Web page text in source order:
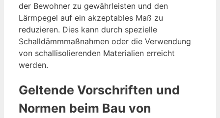
der Bewohner zu gewährleisten und den
Lärmpegel auf ein akzeptables Maß zu
reduzieren. Dies kann durch spezielle
Schalldämmmaßnahmen oder die Verwendung
von schallisolierenden Materialien erreicht
werden.
Geltende Vorschriften und
Normen beim Bau von